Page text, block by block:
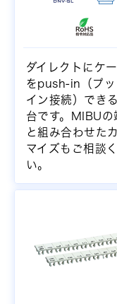
ダイレクトにケ
をpush-in（プッ
イン接続）でき
台です。MIBUの
と組み合わせた
マイズもご相談
い。